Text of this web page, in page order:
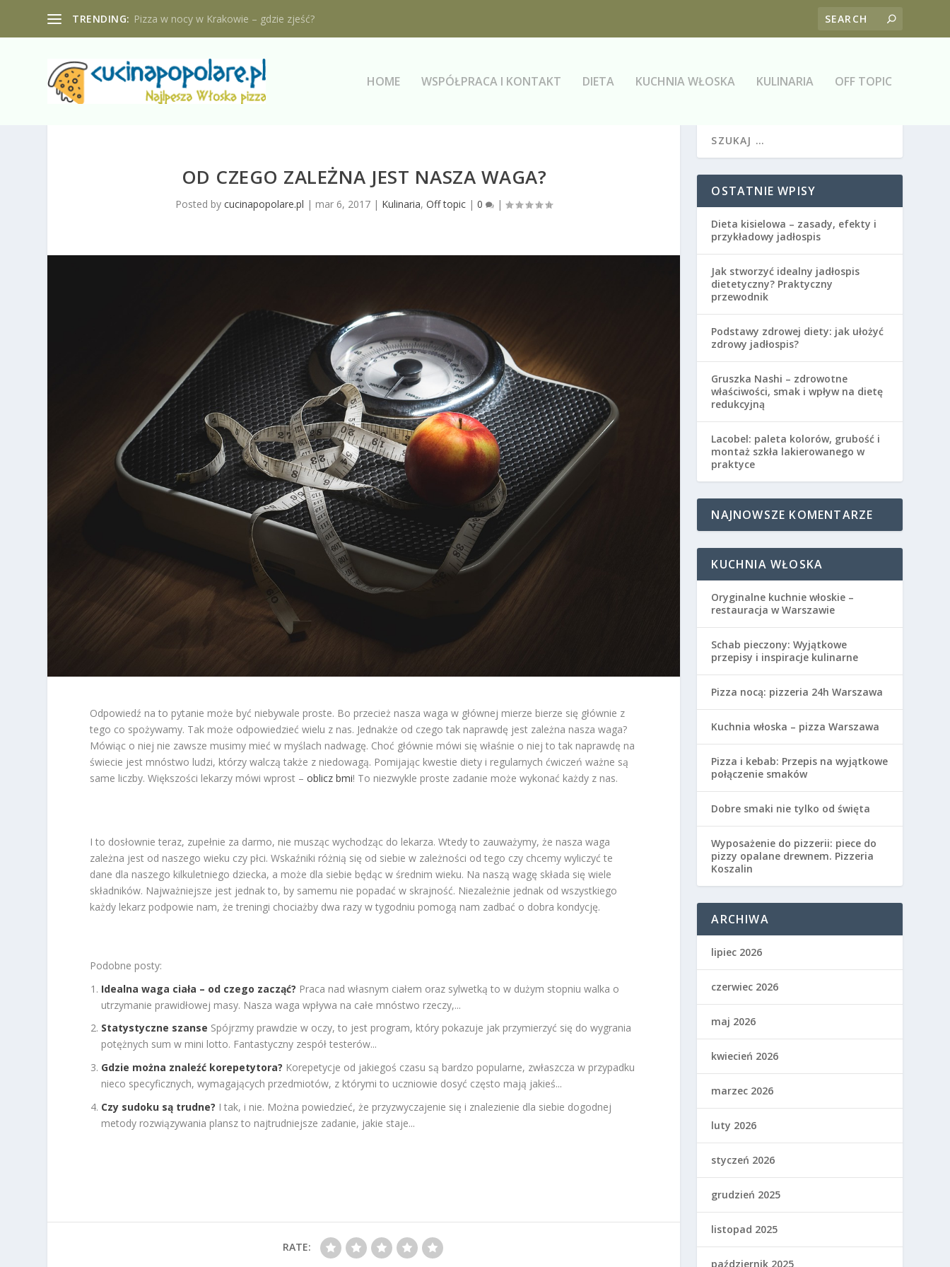
TRENDING: Pizza w nocy w Krakowie – gdzie zjeść?
HOME WSPÓŁPRACA I KONTAKT DIETA KUCHNIA WŁOSKA KULINARIA OFF TOPIC
OD CZEGO ZALEŻNA JEST NASZA WAGA?
Posted bycucinapopolare.pl | mar 6, 2017 | Kulinaria,Off topic |0 |
Odpowiedź na to pytanie może być niebywale proste. Bo przecież nasza waga w głównej mierze bierze się głównie z
tego co spożywamy. Tak może odpowiedzieć wielu z nas. Jednakże od czego tak naprawdę jest zależna nasza waga?
Mówiąc o niej nie zawsze musimy mieć w myślach nadwagę. Choć głównie mówi się właśnie o niej to tak naprawdę na
świecie jest mnóstwo ludzi, którzy walczą także z niedowagą. Pomijając kwestie diety i regularnych ćwiczeń ważne są
same liczby. Większości lekarzy mówi wprost –oblicz bmi! To niezwykle proste zadanie może wykonać każdy z nas.
I to dosłownie teraz, zupełnie za darmo, nie musząc wychodząc do lekarza. Wtedy to zauważymy, że nasza waga
zależna jest od naszego wieku czy płci. Wskaźniki różnią się od siebie w zależności od tego czy chcemy wyliczyć te
dane dla naszego kilkuletniego dziecka, a może dla siebie będąc w średnim wieku. Na naszą wagę składa się wiele
składników. Najważniejsze jest jednak to, by samemu nie popadać w skrajność. Niezależnie jednak od wszystkiego
każdy lekarz podpowie nam, że treningi chociażby dwa razy w tygodniu pomogą nam zadbać o dobra kondycję.
Podobne posty:
Idealna waga ciała – od czego zacząć? Praca nad własnym ciałem oraz sylwetką to w dużym stopniu walka o
utrzymanie prawidłowej masy. Nasza waga wpływa na całe mnóstwo rzeczy,...
Statystyczne szanse Spójrzmy prawdzie w oczy, to jest program, który pokazuje jak przymierzyć się do wygrania
potężnych sum w mini lotto. Fantastyczny zespół testerów...
Gdzie można znaleźć korepetytora? Korepetycje od jakiegoś czasu są bardzo popularne, zwłaszcza w przypadku
nieco specyficznych, wymagających przedmiotów, z którymi to uczniowie dosyć często mają jakieś...
Czy sudoku są trudne? I tak, i nie. Można powiedzieć, że przyzwyczajenie się i znalezienie dla siebie dogodnej
metody rozwiązywania plansz to najtrudniejsze zadanie, jakie staje...
RATE:
OSTATNIE WPISY
Dieta kisielowa – zasady, efekty i
przykładowy jadłospis
Jak stworzyć idealny jadłospis
dietetyczny? Praktyczny
przewodnik
Podstawy zdrowej diety: jak ułożyć
zdrowy jadłospis?
Gruszka Nashi – zdrowotne
właściwości, smak i wpływ na dietę
redukcyjną
Lacobel: paleta kolorów, grubość i
montaż szkła lakierowanego w
praktyce
NAJNOWSZE KOMENTARZE
KUCHNIA WŁOSKA
Oryginalne kuchnie włoskie –
restauracja w Warszawie
Schab pieczony: Wyjątkowe
przepisy i inspiracje kulinarne
Pizza nocą: pizzeria 24h Warszawa
Kuchnia włoska – pizza Warszawa
Pizza i kebab: Przepis na wyjątkowe
połączenie smaków
Dobre smaki nie tylko od święta
Wyposażenie do pizzerii: piece do
pizzy opalane drewnem. Pizzeria
Koszalin
ARCHIWA
lipiec 2026
czerwiec 2026
maj 2026
kwiecień 2026
marzec 2026
luty 2026
styczeń 2026
grudzień 2025
listopad 2025
październik 2025